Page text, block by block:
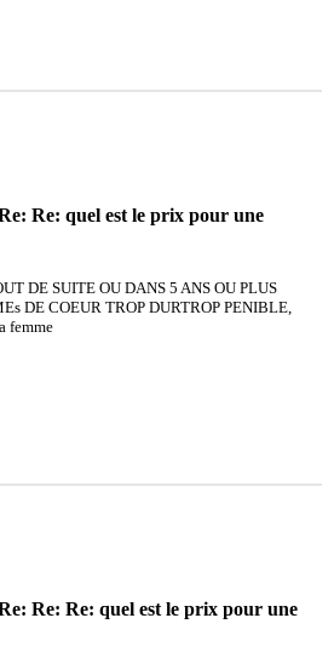
Re: quel est le prix pour une
DE SUITE OU DANS 5 ANS OU PLUS
DE COEUR TROP DURTROP PENIBLE,
femme
Re: Re: quel est le prix pour une